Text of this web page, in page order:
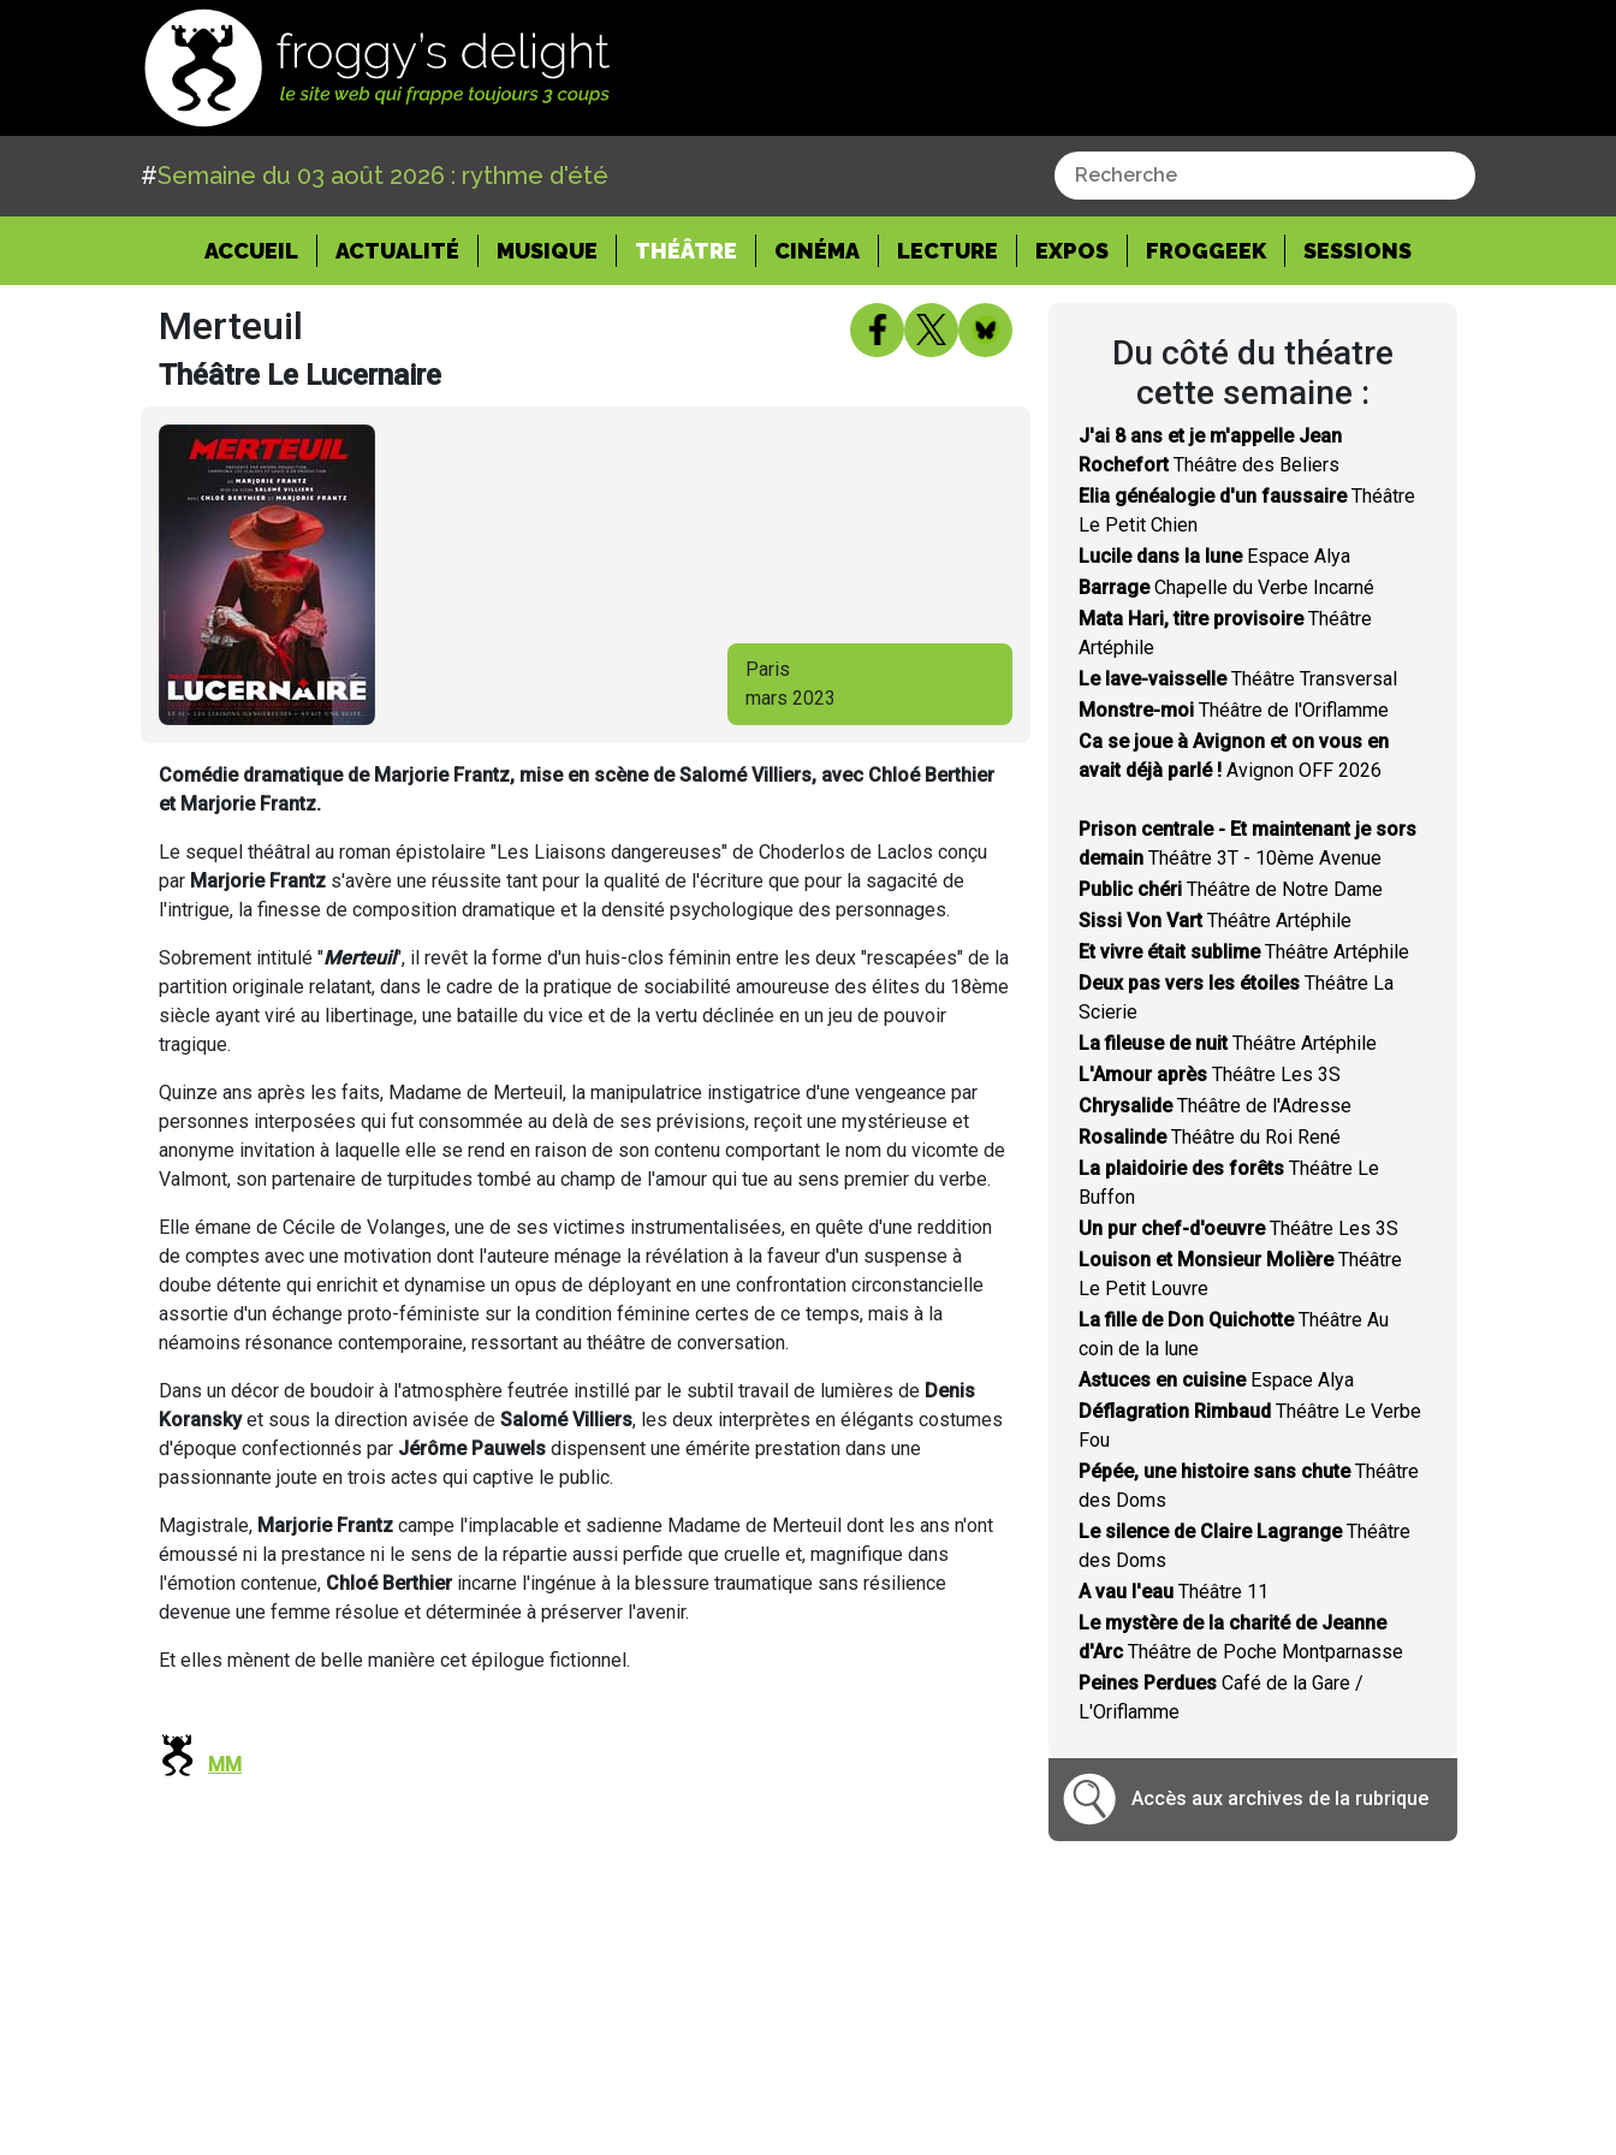
#Semaine du 03 août 2026 : rythme d'été
ACCUEIL(CURRENT)
ACTUALITÉ MUSIQUE THÉÂTRE CINÉMA LECTURE EXPOS FROGGEEK SESSIONS
Merteuil
Théâtre Le Lucernaire
Paris
mars 2023
Comédie dramatique de Marjorie Frantz, mise en scène de Salomé Villiers, avec Chloé Berthier
et Marjorie Frantz.
Le sequel théâtral au roman épistolaire "Les Liaisons dangereuses" de Choderlos de Laclos conçu
par Marjorie Frantz s'avère une réussite tant pour la qualité de l'écriture que pour la sagacité de
l'intrigue, la finesse de composition dramatique et la densité psychologique des personnages.
Sobrement intitulé "Merteuil", il revêt la forme d'un huis-clos féminin entre les deux "rescapées" de la
partition originale relatant, dans le cadre de la pratique de sociabilité amoureuse des élites du 18ème
siècle ayant viré au libertinage, une bataille du vice et de la vertu déclinée en un jeu de pouvoir
tragique.
Quinze ans après les faits, Madame de Merteuil, la manipulatrice instigatrice d'une vengeance par
personnes interposées qui fut consommée au delà de ses prévisions, reçoit une mystérieuse et
anonyme invitation à laquelle elle se rend en raison de son contenu comportant le nom du vicomte de
Valmont, son partenaire de turpitudes tombé au champ de l'amour qui tue au sens premier du verbe.
Elle émane de Cécile de Volanges, une de ses victimes instrumentalisées, en quête d'une reddition
de comptes avec une motivation dont l'auteure ménage la révélation à la faveur d'un suspense à
doube détente qui enrichit et dynamise un opus de déployant en une confrontation circonstancielle
assortie d'un échange proto-féministe sur la condition féminine certes de ce temps, mais à la
néamoins résonance contemporaine, ressortant au théâtre de conversation.
Dans un décor de boudoir à l'atmosphère feutrée instillé par le subtil travail de lumières de Denis
Koranskyet sous la direction avisée de Salomé Villiers, les deux interprètes en élégants costumes
d'époque confectionnés par Jérôme Pauwels dispensent une émérite prestation dans une
passionnante joute en trois actes qui captive le public.
Magistrale, Marjorie Frantz campe l'implacable et sadienne Madame de Merteuil dont les ans n'ont
émoussé ni la prestance ni le sens de la répartie aussi perfide que cruelle et, magnifique dans
l'émotion contenue, Chloé Berthier incarne l'ingénue à la blessure traumatique sans résilience
devenue une femme résolue et déterminée à préserver l'avenir.
Et elles mènent de belle manière cet épilogue fictionnel.
MM
Du côté du théatre
cette semaine :
J'ai 8 ans et je m'appelle Jean
RochefortThéâtre des Beliers
Elia généalogie d'un faussaireThéâtre
Le Petit Chien
Lucile dans la luneEspace Alya
BarrageChapelle du Verbe Incarné
Mata Hari, titre provisoireThéâtre
Artéphile
Le lave-vaisselleThéâtre Transversal
Monstre-moi Théâtre de l'Oriflamme
Ca se joue à Avignon et on vous en
avait déjà parlé ! Avignon OFF 2026
Prison centrale - Et maintenant je sors
demain Théâtre 3T - 10ème Avenue
Public chéri Théâtre de Notre Dame
Sissi Von VartThéâtre Artéphile
Et vivre était sublimeThéâtre Artéphile
Deux pas vers les étoiles Théâtre La
Scierie
La fileuse de nuitThéâtre Artéphile
L'Amour après Théâtre Les 3S
ChrysalideThéâtre de l'Adresse
RosalindeThéâtre du Roi René
La plaidoirie des forêts Théâtre Le
Buffon
Un pur chef-d'oeuvreThéâtre Les 3S
Louison et Monsieur MolièreThéâtre
Le Petit Louvre
La fille de Don QuichotteThéâtre Au
coin de la lune
Astuces en cuisineEspace Alya
Déflagration Rimbaud Théâtre Le Verbe
Fou
Pépée, une histoire sans chuteThéâtre
des Doms
Le silence de Claire LagrangeThéâtre
des Doms
A vau l'eau Théâtre 11
Le mystère de la charité de Jeanne
d'Arc Théâtre de Poche Montparnasse
Peines Perdues Café de la Gare /
L'Oriflamme
Accès aux archives de la rubrique